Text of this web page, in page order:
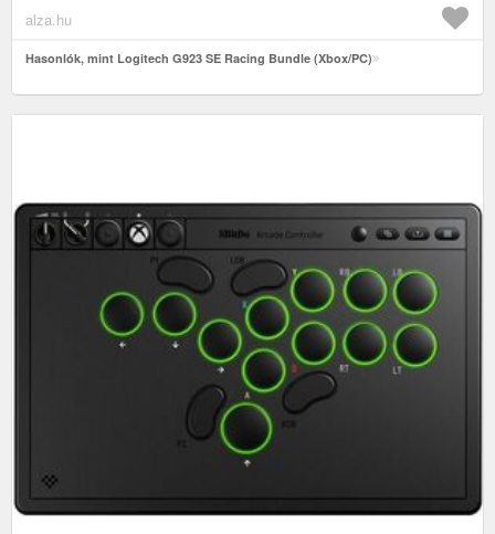
alza.hu
Hasonlók, mint Logitech G923 SE Racing Bundle (Xbox/PC)